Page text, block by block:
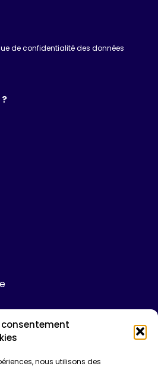
consentement
nous utilisons des
de confidentialité des données